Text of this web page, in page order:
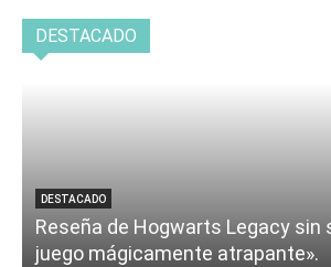
DESTACADO
DESTACADO
Reseña de Hogwarts Legacy sin
juego mágicamente atrapante».